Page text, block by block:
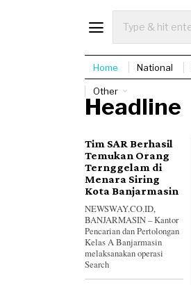
Home National
Other
Headline
Tim SAR Berhasil
Temukan Orang
Ternggelam di
Menara Siring
Kota Banjarmasin
NEWSWAY.CO.ID,
BANJARMASIN – Kantor
Pencarian dan Pertolongan
Kelas A Banjarmasin
melaksanakan operasi
Search